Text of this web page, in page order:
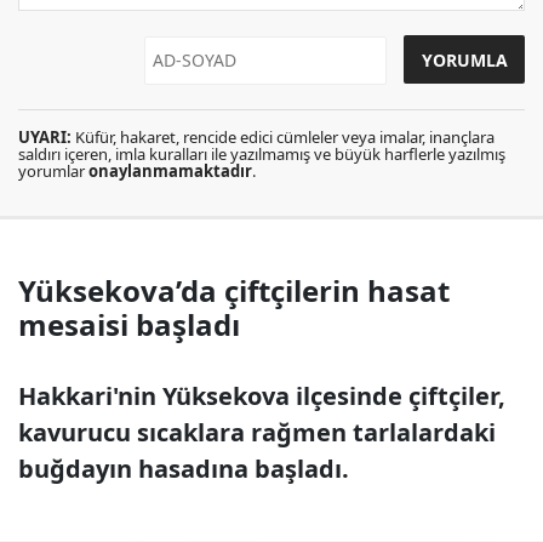
UYARI: Küfür, hakaret, rencide edici cümleler veya imalar, inançlara
saldırı içeren, imla kuralları ile yazılmamış ve büyük harflerle yazılmış
yorumlaronaylanmamaktadır.
Yüksekova’da çiftçilerin hasat
mesaisi başladı
Hakkari'nin Yüksekova ilçesinde çiftçiler,
kavurucu sıcaklara rağmen tarlalardaki
buğdayın hasadına başladı.